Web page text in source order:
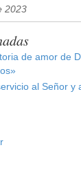
2023
de amor de
al Señor y